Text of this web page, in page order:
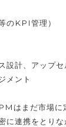
のKPI管理）
設計、アップセ
メント
はまだ市場に
に連携をとり